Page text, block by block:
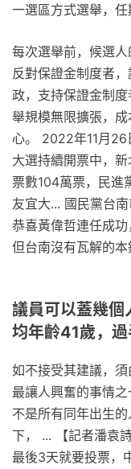
一選區方式選舉，任
每次選舉前，候選人
反對保證金制度者
政，支持保證金制
舉規模無限擴張，
心。 2022年11月
大選持續開票中，
票數104萬票，民進
友宜大... 國民黨台
恭喜黃偉哲連任成功
但台南沒有瓦解的本
議員可以蓋幾個
均年齡41歲，
如不接受其建議，
最讓人興奮的事情
不是所有同年出生
下， ... 【記者潘袁
最後3天就要投票，